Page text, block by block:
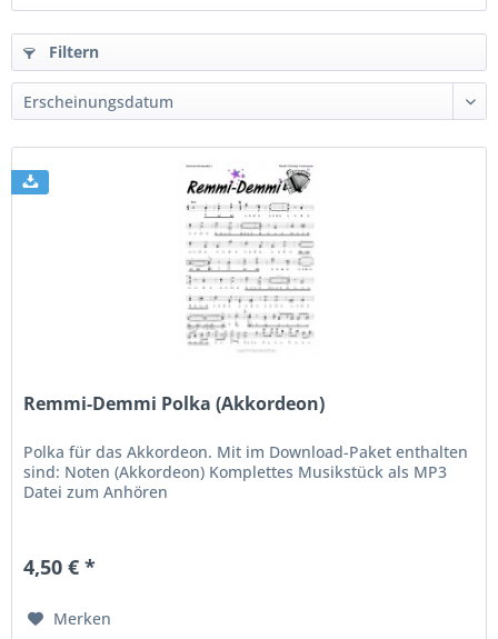
Filtern
Remmi-Demmi Polka (Akkordeon)
Polka für das Akkordeon. Mit im Download-Paket enthalten
sind: Noten (Akkordeon) Komplettes Musikstück als MP3
Datei zum Anhören
4,50 € *
Merken